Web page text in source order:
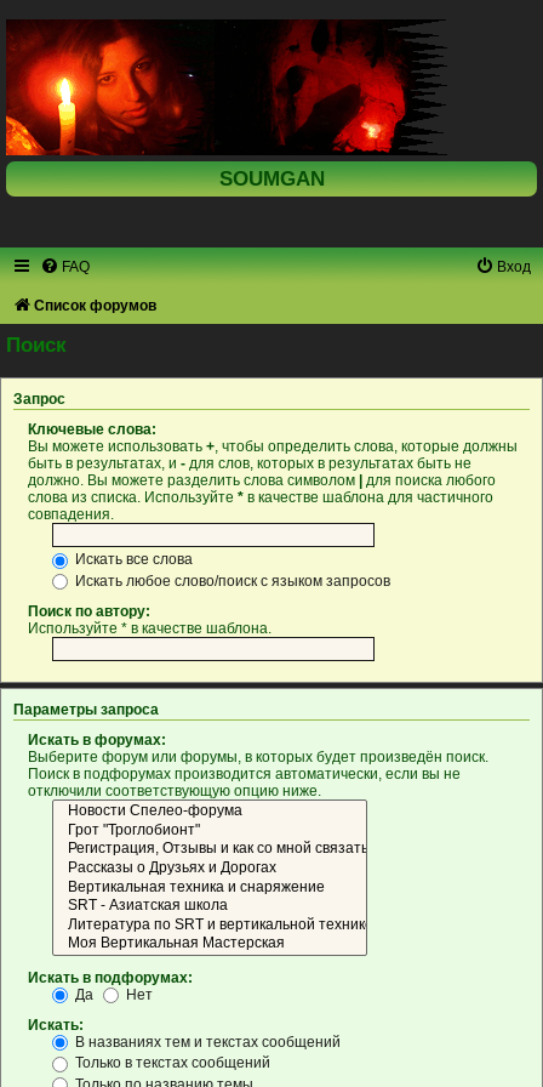
SOUMGAN
FAQ Вход
Список форумов
Поиск
Запрос
Ключевые слова:
Вы можете использовать +, чтобы определить слова, которые должны
быть в результатах, и - для слов, которых в результатах быть не
должно. Вы можете разделить слова символом
для поиска любого
слова из списка. Используйте * в качестве шаблона для частичного
совпадения.
Искать все слова
Искать любое слово/поиск с языком запросов
Поиск по автору:
Используйте * в качестве шаблона.
Параметры запроса
Искать в форумах:
Выберите форум или форумы, в которых будет произведён поиск.
Поиск в подфорумах производится автоматически, если вы не
отключили соответствующую опцию ниже.
Искать в подфорумах:
Да
Нет
Искать:
В названиях тем и текстах сообщений
Только в текстах сообщений